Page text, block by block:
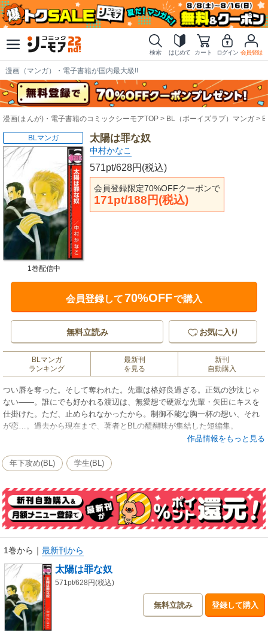
検索 はじめて カート ログイン 会員登録
漫画（マンガ）・電子書籍が国内最大級!!
漫画(まんが)・電子書籍のコミックシーモアTOP BL（ボーイズラブ）マンガ
太陽は罪な奴
中村かなこ
571pt/628円(税込)
会員登録限定70%OFFクーポンで
171pt/188円(税込)
BLマンガ
1巻配信中
会員登録して70%OFFで購入
無料立読み お気に入り
BLマンガ
ランキング
最新刊
を見る
新刊
自動購入
つい唇を奪った。そして奪われた。先輩は格好良過ぎる。正気の沙汰じゃ
ない――。誰にでも好かれる渡辺は、無愛想で硬派な先輩・矢田にキスを
仕掛けた。ただ、止められなかったから。制御不能な胸一杯の想い、それ
が恋…。過去から現在まで、著者とBLの醍醐味が集結した短編集。
作品情報をもっと見る
年下攻め(BL) 学生(BL)
1巻から ｜ 最新刊から
太陽は罪な奴
571pt/628円(税込)
無料立読み 登録して購入